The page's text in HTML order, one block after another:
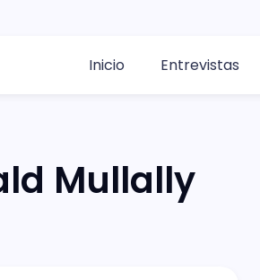
Inicio Entrevistas
Mullally